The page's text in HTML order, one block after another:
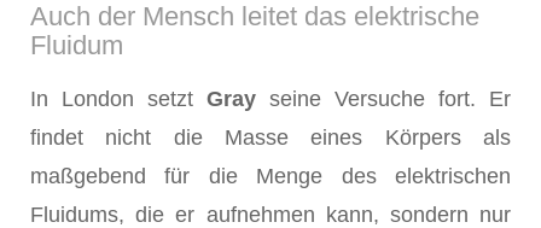
Auch der Mensch leitet das elektrische
Fluidum
In London setzt Gray seine Versuche fort. Er
findet nicht die Masse eines Körpers als
maßgebend für die Menge des elektrischen
Fluidums, die er aufnehmen kann, son­dern nur